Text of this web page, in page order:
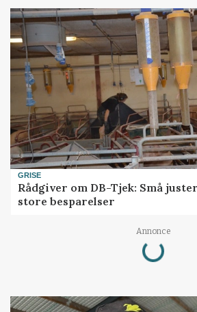
GRISE
Rådgiver om DB-Tjek: Små
store besparelser
Annonce
Loading...